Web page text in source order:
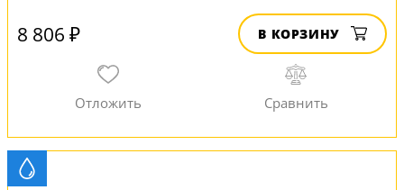
8 806 ₽ В КОРЗИНУ